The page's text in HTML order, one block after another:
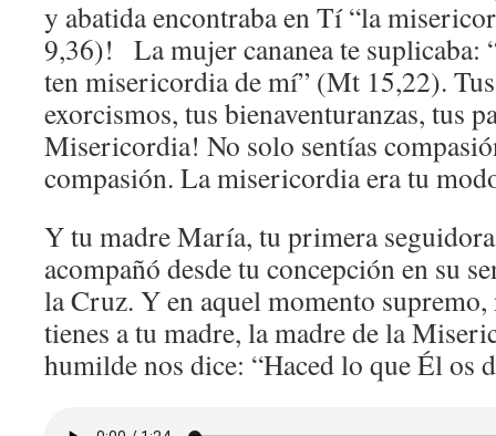
y abatida encontraba en Tí “la
9,36)! La mujer cananea te suplicaba:
ten misericordia de mí” (Mt 15,22).
exorcismos, tus bienaventuranzas, tus
Misericordia! No solo sentías
compasión. La misericordia era tu
Y tu madre María, tu primera
acompañó desde tu concepción en su
la Cruz. Y en aquel momento
tienes a tu madre, la madre de la
humilde nos dice: “Haced lo que Él